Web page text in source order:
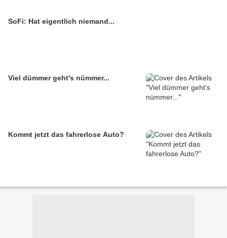
SoFi: Hat eigentlich niemand...
Viel dümmer geht's nümmer...
Kommt jetzt das fahrerlose Auto?